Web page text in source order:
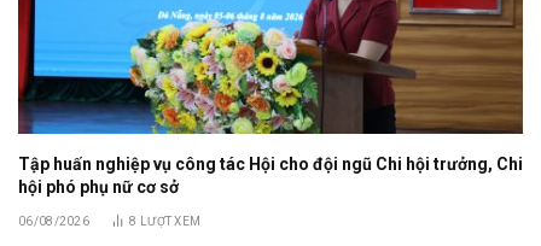
Tập huấn nghiệp vụ công tác Hội cho đội ngũ Chi hội trưởng, Chi
hội phó phụ nữ cơ sở
06/08/2026 8 LƯỢT XEM